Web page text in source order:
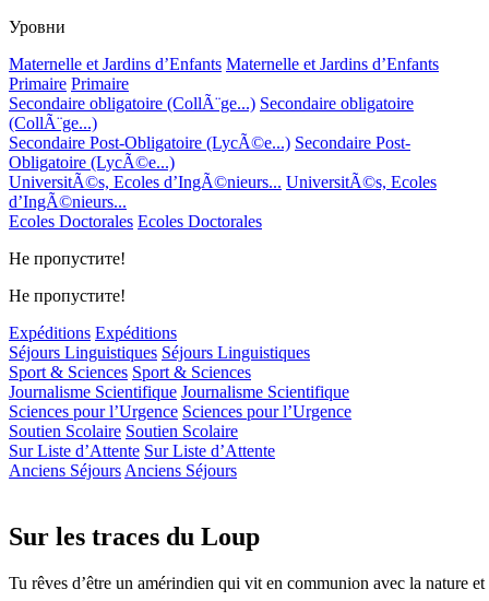
Уровни
Maternelle et Jardins d’Enfants Maternelle et Jardins d’Enfants
Primaire Primaire
Secondaire obligatoire (CollÃ¨ge...) Secondaire obligatoire
(CollÃ¨ge...)
Secondaire Post-Obligatoire (LycÃ©e...) Secondaire Post-
Obligatoire (LycÃ©e...)
UniversitÃ©s, Ecoles d’IngÃ©nieurs... UniversitÃ©s, Ecoles
d’IngÃ©nieurs...
Ecoles Doctorales Ecoles Doctorales
Не пропустите!
Не пропустите!
Expéditions Expéditions
Séjours Linguistiques Séjours Linguistiques
Sport & Sciences Sport & Sciences
Journalisme Scientifique Journalisme Scientifique
Sciences pour l’Urgence Sciences pour l’Urgence
Soutien Scolaire Soutien Scolaire
Sur Liste d’Attente Sur Liste d’Attente
Anciens Séjours Anciens Séjours
Sur les traces du Loup
Tu rêves d’être un amérindien qui vit en communion avec la nature